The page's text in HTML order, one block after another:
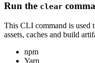
Run the clear
This CLI command is used
assets, caches and build
npm
Yarn